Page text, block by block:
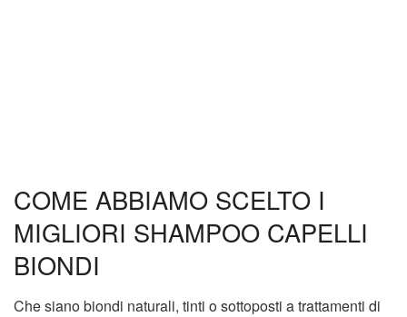
COME ABBIAMO SCELTO I
MIGLIORI SHAMPOO CAPELLI
BIONDI
Che siano biondi naturali, tinti o sottoposti a trattamenti di